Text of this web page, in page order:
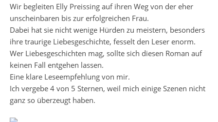
Wir begleiten Elly Preissing auf ihren Weg von der eher
unscheinbaren bis zur erfolgreichen Frau.
Dabei hat sie nicht wenige Hürden zu meistern, besonders
ihre traurige Liebesgeschichte, fesselt den Leser enorm.
Wer Liebesgeschichten mag, sollte sich diesen Roman auf
keinen Fall entgehen lassen.
Eine klare Leseempfehlung von mir.
Ich vergebe 4 von 5 Sternen, weil mich einige Szenen nicht
ganz so überzeugt haben.